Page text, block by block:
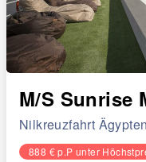
M/S Sunrise
Nilkreuzfahrt
888 € p.P unter